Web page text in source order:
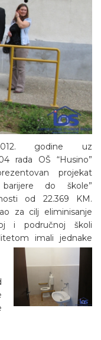
godine uz
rada OŠ “Husino”
projekat
barijere do škole”
od 22.369 KM.
za cilj eliminisanje
i područnoj školi
imali jednake